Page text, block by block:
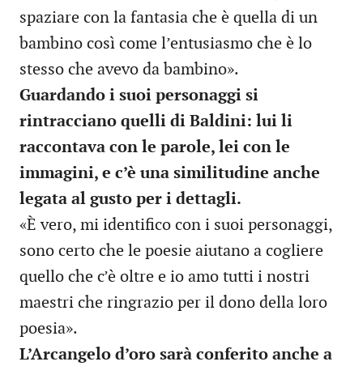
spaziare con la fantasia che è quella di un
bambino così come l’entusiasmo che è lo
stesso che avevo da bambino».
Guardando i suoi personaggi si
rintracciano quelli di Baldini: lui li
raccontava con le parole, lei con le
immagini, e c’è una similitudine anche
legata al gusto per i dettagli.
«È vero, mi identifico con i suoi personaggi,
sono certo che le poesie aiutano a cogliere
quello che c’è oltre e io amo tutti i nostri
maestri che ringrazio per il dono della loro
poesia».
L’Arcangelo d’oro sarà conferito anche a